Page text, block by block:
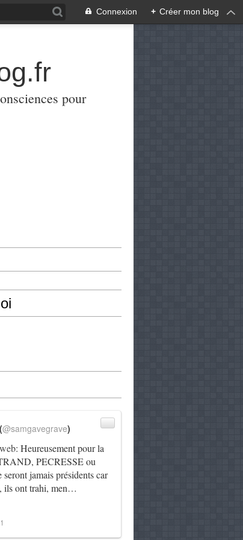
Connexion + Créer mon blog
pour
: Heureusement pour la
PECRESSE ou
jamais présidents car
ils ont trahi, men…
@samgavegrave)